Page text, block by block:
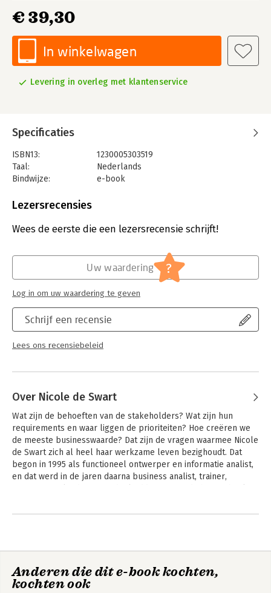
€ 39,30
In winkelwagen
Levering in overleg met klantenservice
Specificaties
ISBN13:
1230005303519
Taal:
Nederlands
Bindwijze:
e-book
Bestandsformaat:
Verschijningsdatum:
15-3-2022
Coaching en trainen
Lezersrecensies
Wees de eerste die een lezersrecensie schrijft!
Schrijf een recensie
Lees ons recensiebeleid
Uw waardering ?
Log in om uw waardering te geven
Over Nicole de Swart
Wat zijn de behoeften van de stakeholders? Wat zijn hun
requirements en waar liggen de prioriteiten? Hoe creëren we
de meeste businesswaarde? Dat zijn de vragen waarmee Nicole
de Swart zich al heel haar werkzame leven bezighoudt. Dat
begon in 1995 als functioneel ontwerper en informatie analist,
en dat werd in de jaren daarna business analist, trainer,
requirementstechnieken toe te passen. Een mix die aansluit bij
organisatie.
Andere boeken door Nicole de Swart
Anderen die dit e-book kochten,
kochten ook